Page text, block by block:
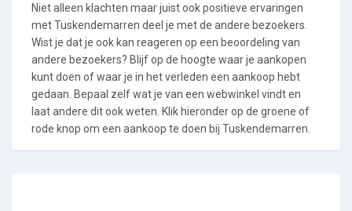
Niet alleen klachten maar juist ook positieve ervaringen
met Tuskendemarren deel je met de andere bezoekers.
Wist je dat je ook kan reageren op een beoordeling van
andere bezoekers? Blijf op de hoogte waar je aankopen
kunt doen of waar je in het verleden een aankoop hebt
gedaan. Bepaal zelf wat je van een webwinkel vindt en
laat andere dit ook weten. Klik hieronder op de groene of
rode knop om een aankoop te doen bij Tuskendemarren.